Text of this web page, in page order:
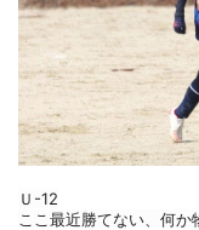
Ｕ-12
ここ最近勝てない、何